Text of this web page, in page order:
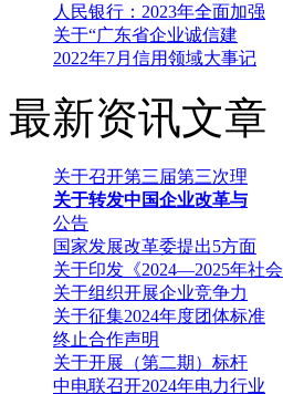
人民银行：2023年全面加强
关于“广东省企业诚信建
2022年7月信用领域大事记
最新资讯文章
关于召开第三届第三次理
关于转发中国企业改革与
公告
国家发展改革委提出5方面
关于印发《2024—2025年社会
关于组织开展企业竞争力
关于征集2024年度团体标准
终止合作声明
关于开展（第二期）标杆
中电联召开2024年电力行业